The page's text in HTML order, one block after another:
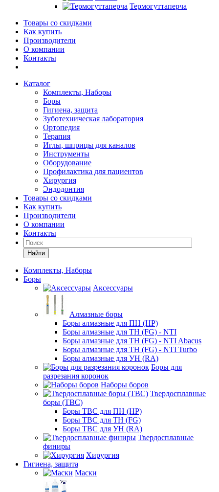
Термогуттаперча
Товары со скидками
Как купить
Производители
О компании
Контакты
Каталог
Комплекты, Наборы
Боры
Гигиена, защита
Зуботехническая лаборатория
Ортопедия
Терапия
Иглы, шприцы для каналов
Инструменты
Оборудование
Профилактика для пациентов
Хирургия
Эндодонтия
Товары со скидками
Как купить
Производители
О компании
Контакты
Найти
Комплекты, Наборы
Боры
Аксессуары
Алмазные боры
Боры алмазные для ПН (HP)
Боры алмазные для ТН (FG) - NTI
Боры алмазные для ТН (FG) - NTI Abacus
Боры алмазные для ТН (FG) - NTI Turbo
Боры алмазные для УН (RA)
Боры для
разрезания коронок
Наборы боров
Твердосплавные
боры (ТВС)
Боры ТВС для ПН (HP)
Боры ТВС для ТН (FG)
Боры ТВС для УН (RA)
Твердосплавные
финиры
Хирургия
Гигиена, защита
Маски